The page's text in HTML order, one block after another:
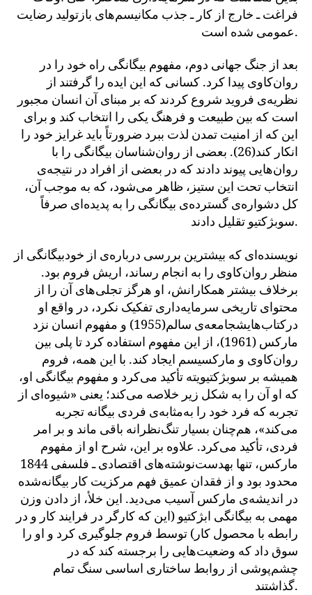
فراغت ـ خارج از کار ـ جذب مکانیسم‌های بازتولید رضایت
عمومی شده است.
بعد از جنگ جهانی دوم، مفهوم بیگانگی راه خود را در
روان‌کاوی پیدا کرد. کسانی که این ایده را گرفتند از
نظریه‌ی فروید شروع کردند که بر مبنای آن انسان مجبور
است که بین طبیعت و فرهنگ یکی را انتخاب کند و برای
این که از امنیت تمدن لذت ببرد ضرورتاً باید غرایز خود را
انکار کند(26). بعضی از روان‌شناسان بیگانگی را با
روان‌هایی پیوند دادند که در بعضی از افراد در نتیجه‌ی
انتخاب تحت این ستیز، ظاهر می‌شود، که به موجب آن،
کل دشواره‌ی گسترده‌ی بیگانگی را به پدیده‌ای صرفاً
سوبژکتیو تقلیل دادند.
نویسنده‌ای که بیشترین بررسی درباره‌ی از خودبیگانگی از
منظر روان‌کاوی را به انجام رساند، اریش فروم بود.
برخلاف بیشتر همکارانش، او هرگز تجلی‌های آن را از
محتوای تاریخی سرمایه‌داری تفکیک نکرد، در واقع او
درکتاب‌هایشجامعه‌ی سالم(1955) و مفهوم انسان نزد
مارکس (1961)، از این مفهوم استفاده کرد تا پلی بین
روان‌کاوی و مارکسیسم ایجاد کند. با این همه، فروم
همیشه بر سوبژکتیویته تأکید می‌کرد و مفهوم بیگانگی او،
که او آن را به شکل زیر خلاصه می‌کند؛ یعنی «شیوه‌ای از
تجربه که فرد خود را به‌مثابه‌ی فردی بیگانه تجربه
می‌کند»، هم‌چنان بسیار تنگ‌نظرانه باقی ماند و بر امر
فردی، تأکید می‌کرد. علاوه بر این، شرح او از مفهوم
مارکس، تنها بهدست‌نوشته‌های اقتصادی ـ فلسفی 1844
محدود بود و از فقدان عمیق فهم مرکزیت کار بیگانه‌شده
در اندیشه‌ی مارکس آسیب می‌دید. این خلأ، از دادن وزن
مهمی به بیگانگی ابژکتیو (این که کارگر در فرایند کار و در
رابطه با محصول کار) توسط فروم جلوگیری کرد و او را
سوق داد که وضعیت‌هایی را برجسته کند که در
چشم‌پوشی از روابط ساختاری اساسی سنگ تمام
گذاشتند.